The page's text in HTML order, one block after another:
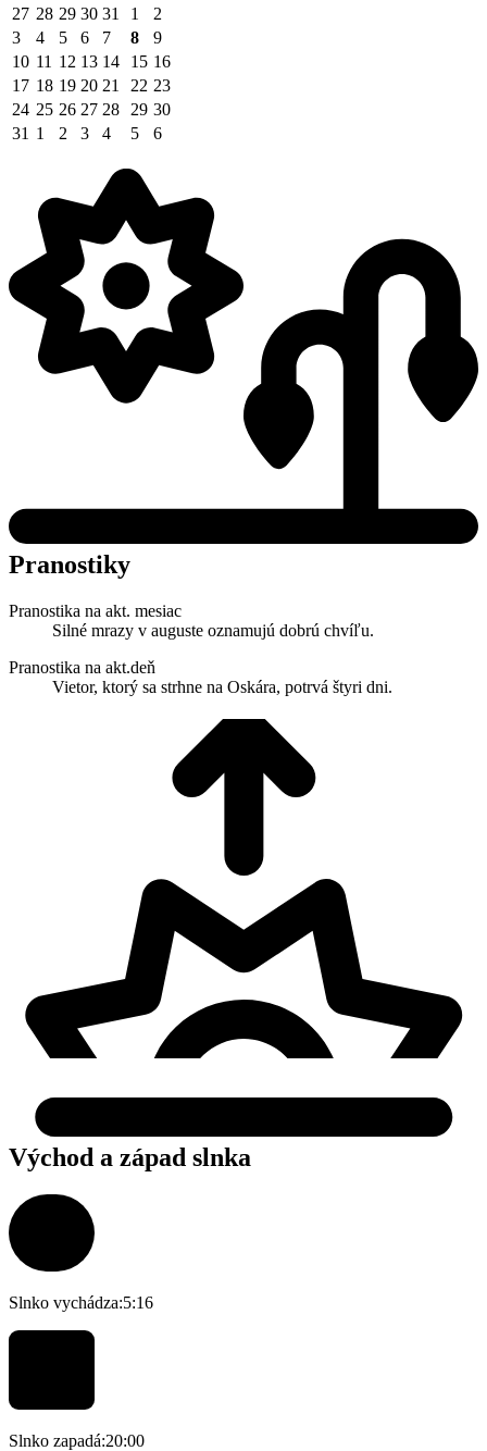
27 28 29 30 31 1
2
3
4 5 6 7 8
9
10 11 12 13 14 15 16
17 18 19 20 21 22 23
24 25 26 27 28 29 30
31 1 2 3 4 5 6
Pranostiky
Pranostika na akt. mesiac
Silné mrazy v auguste oznamujú dobrú chvíľu.
Pranostika na akt.deň
Vietor, ktorý sa strhne na Oskára, potrvá štyri dni.
Východ a západ slnka
Slnko vychádza:5:16
Slnko zapadá:20:00